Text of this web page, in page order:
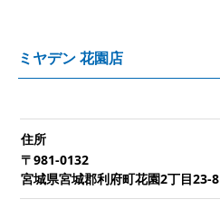
ミヤデン 花園店
住所
〒981-0132
宮城県宮城郡利府町花園2丁目23-8